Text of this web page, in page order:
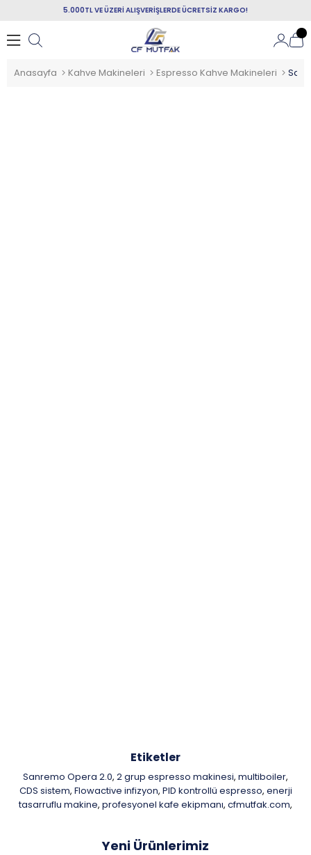
5.000TL VE ÜZERİ ALIŞVERİŞLERDE ÜCRETSİZ KARGO!
Anasayfa Kahve Makineleri Espresso Kahve Makineleri
Etiketler
Sanremo Opera 2.0, 2 grup espresso makinesi, multiboiler,
CDS sistem, Flowactive infizyon, PID kontrollü espresso, enerji
tasarruflu makine, profesyonel kafe ekipmanı, cfmutfak.com,
Yeni Ürünlerimiz